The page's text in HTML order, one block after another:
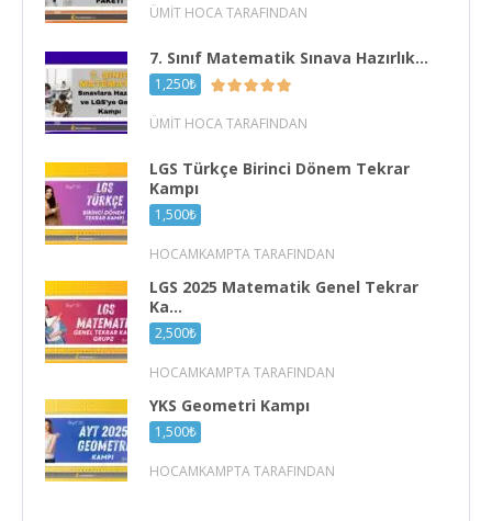
ÜMIT HOCA TARAFINDAN
7. Sınıf Matematik Sınava Hazırlık...
1,250₺
ÜMIT HOCA TARAFINDAN
LGS Türkçe Birinci Dönem Tekrar
Kampı
1,500₺
HOCAMKAMPTA TARAFINDAN
LGS 2025 Matematik Genel Tekrar
Ka...
2,500₺
HOCAMKAMPTA TARAFINDAN
YKS Geometri Kampı
1,500₺
HOCAMKAMPTA TARAFINDAN